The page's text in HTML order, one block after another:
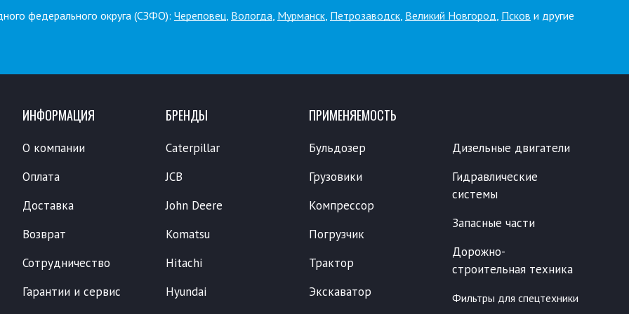
федерального округа (СЗФО): Череповец, Вологда, Мурманск, Петрозаводск, Великий Новгород, Псков и другие
ИНФОРМАЦИЯ
О компании
Оплата
Доставка
Возврат
Сотрудничество
Гарантии и сервис
БРЕНДЫ
Caterpillar
JCB
John Deere
Komatsu
Hitachi
Hyundai
ПРИМЕНЯЕМОСТЬ
Бульдозер
Грузовики
Компрессор
Погрузчик
Трактор
Экскаватор
Дизельные двигатели
Гидравлические
системы
Запасные части
Дорожно-
строительная техника
Фильтры для спецтехники